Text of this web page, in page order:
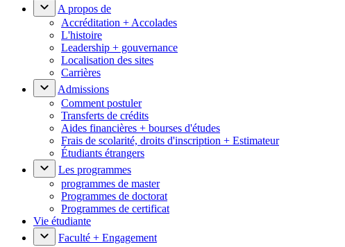
A propos de
Accréditation + Accolades
L'histoire
Leadership + gouvernance
Localisation des sites
Carrières
Admissions
Comment postuler
Transferts de crédits
Aides financières + bourses d'études
Frais de scolarité, droits d'inscription + Estimateur
Étudiants étrangers
Les programmes
programmes de master
Programmes de doctorat
Programmes de certificat
Vie étudiante
Faculté + Engagement